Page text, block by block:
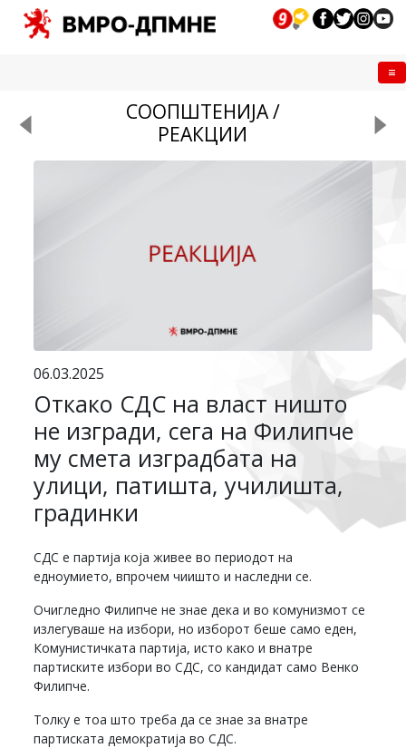
СООПШТЕНИЈА /
РЕАКЦИИ
06.03.2025
Откако СДС на власт ништо
не изгради, сега на Филипче
му смета изградбата на
улици, патишта, училишта,
градинки
СДС е партија која живее во периодот на
едноумието, впрочем чиишто и наследни се.
Очигледно Филипче не знае дека и во комунизмот се
излегуваше на избори, но изборот беше само еден,
Комунистичката партија, исто како и внатре
партиските избори во СДС, со кандидат само Венко
Филипче.
Толку е тоа што треба да се знае за внатре
партиската демократија во СДС.